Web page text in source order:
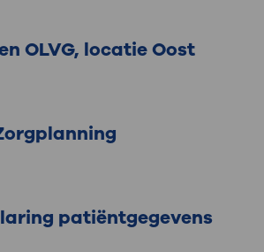
OLVG, locatie Oost
patiëntgegevens